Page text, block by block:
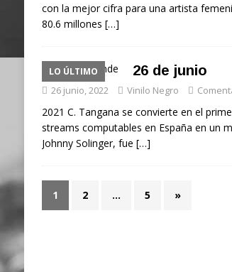
con la mejor cifra para una artista
80.6 millones […]
LO ÚLTIMO 26 de junio
26 junio, 2022 Vinilo Negro
2021 C. Tangana se convierte en el
streams computables en España en un
Johnny Solinger, fue […]
1 2 … 5 »